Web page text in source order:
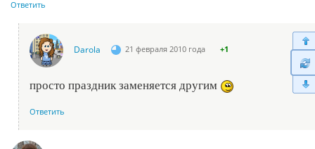
Ответить
Darola 21 февраля 2010 года +1
просто праздник заменяется другим
Ответить